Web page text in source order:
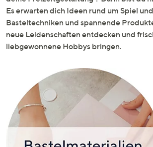
anzuzeigen.
Es erwarten dich Ideen rund um Spiel
Basteltechniken und spannende
neue Leidenschaften entdecken und
liebgewonnene Hobbys bringen.